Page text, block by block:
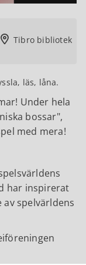
Tibro bibliotek
läs, låna.
Under hela
bossar",
med mera!
har inspirerat
av spelvärldens